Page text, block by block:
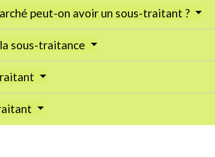
peut-on avoir un sous-traitant ?
sous-traitance